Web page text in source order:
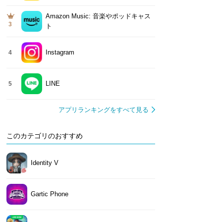
3
Amazon Music: 音楽やポッドキャス
ト
4 Instagram
5 LINE
アプリランキングをすべて見る
このカテゴリのおすすめ
Identity V
Gartic Phone